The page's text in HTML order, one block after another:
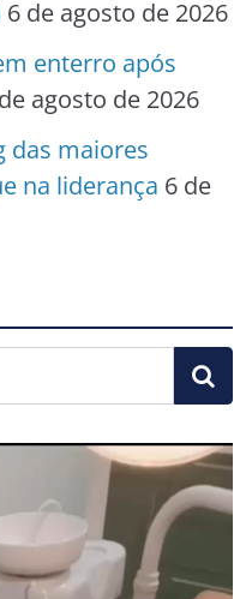
6 de agosto de 2026
enterro após
agosto de 2026
das maiores
na liderança 6 de